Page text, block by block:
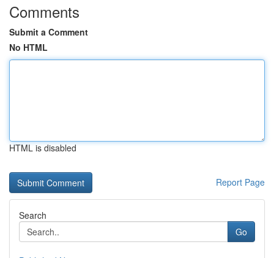
Comments
Submit a Comment
No HTML
HTML is disabled
Report Page
Search
Go